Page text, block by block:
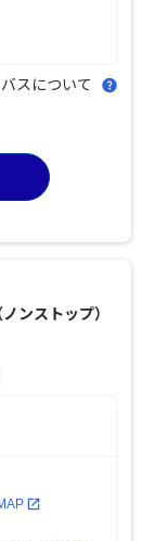
スについて
ンストップ）